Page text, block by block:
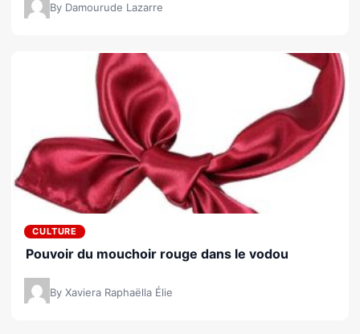
By Damourude Lazarre
CULTURE
Pouvoir du mouchoir rouge dans le vodou
By Xaviera Raphaëlla Élie